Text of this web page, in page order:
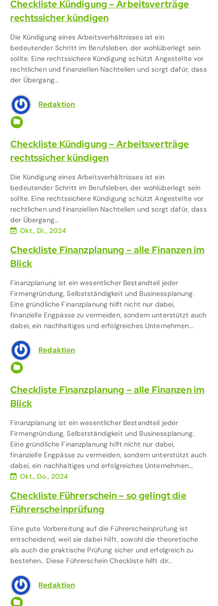
Checkliste Kündigung – Arbeitsverträge
rechtssicher kündigen
Die Kündigung eines Arbeitsverhältnisses ist ein
bedeutender Schritt im Berufsleben, der wohlüberlegt sein
sollte. Eine rechtssichere Kündigung schützt Angestellte vor
rechtlichen und finanziellen Nachteilen und sorgt dafür, dass
der Übergang…
Redaktion
Checkliste Kündigung – Arbeitsverträge
rechtssicher kündigen
Die Kündigung eines Arbeitsverhältnisses ist ein
bedeutender Schritt im Berufsleben, der wohlüberlegt sein
sollte. Eine rechtssichere Kündigung schützt Angestellte vor
rechtlichen und finanziellen Nachteilen und sorgt dafür, dass
der Übergang…
Okt., Di., 2024
Checkliste Finanzplanung – alle Finanzen im
Blick
Finanzplanung ist ein wesentlicher Bestandteil jeder
Firmengründung, Selbstständigkeit und Businessplanung.
Eine gründliche Finanzplanung hilft nicht nur dabei,
finanzielle Engpässe zu vermeiden, sondern unterstützt auch
dabei, ein nachhaltiges und erfolgreiches Unternehmen…
Redaktion
Checkliste Finanzplanung – alle Finanzen im
Blick
Finanzplanung ist ein wesentlicher Bestandteil jeder
Firmengründung, Selbstständigkeit und Businessplanung.
Eine gründliche Finanzplanung hilft nicht nur dabei,
finanzielle Engpässe zu vermeiden, sondern unterstützt auch
dabei, ein nachhaltiges und erfolgreiches Unternehmen…
Okt., Do., 2024
Checkliste Führerschein – so gelingt die
Führerscheinprüfung
Eine gute Vorbereitung auf die Führerscheinprüfung ist
entscheidend, weil sie dabei hilft, sowohl die theoretische
als auch die praktische Prüfung sicher und erfolgreich zu
bestehen.. Diese Führerschein Checkliste hilft dir…
Redaktion